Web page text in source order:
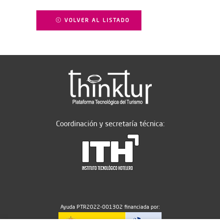
VOLVER AL LISTADO
Coordinación y secretaría técnica:
Ayuda PTR2022-001302 financiada por: